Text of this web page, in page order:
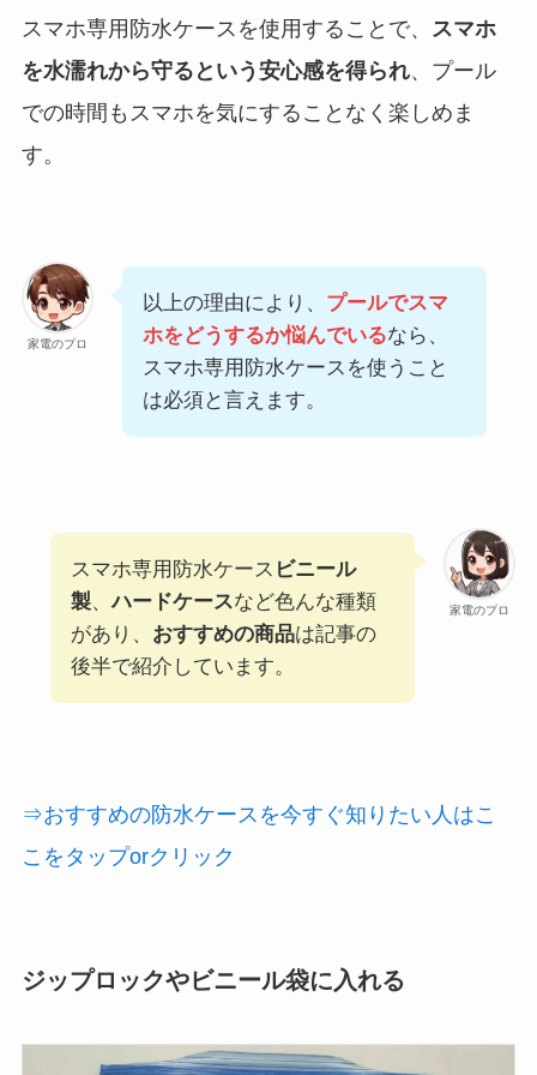
スマホ専用防水ケースを使用することで、
スマホ
を水濡れから守るという安心感を得られ、プール
での時間もスマホを気にすることなく楽しめま
す。
家電のプロ
以上の理由により、 プールでスマ
ホをどうするか悩んでいるなら、
スマホ専用防水ケースを使うこと
は必須と言えます。
家電のプロ
スマホ専用防水ケース ビニール
製、ハードケースなど色んな種類
があり、 おすすめの商品は記事の
後半で紹介しています。
⇒おすすめの防水ケースを今すぐ知りたい人はこ
こをタップorクリック
ジップロックやビニール袋に入れる